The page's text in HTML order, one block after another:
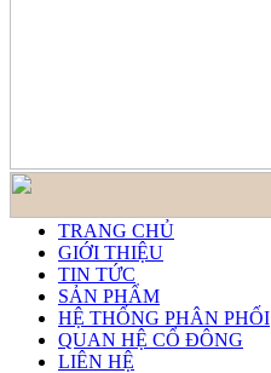
TRANG CHỦ
GIỚI THIỆU
TIN TỨC
SẢN PHẨM
HỆ THỐNG PHÂN PHỐI
QUAN HỆ CỔ ĐÔNG
LIÊN HỆ